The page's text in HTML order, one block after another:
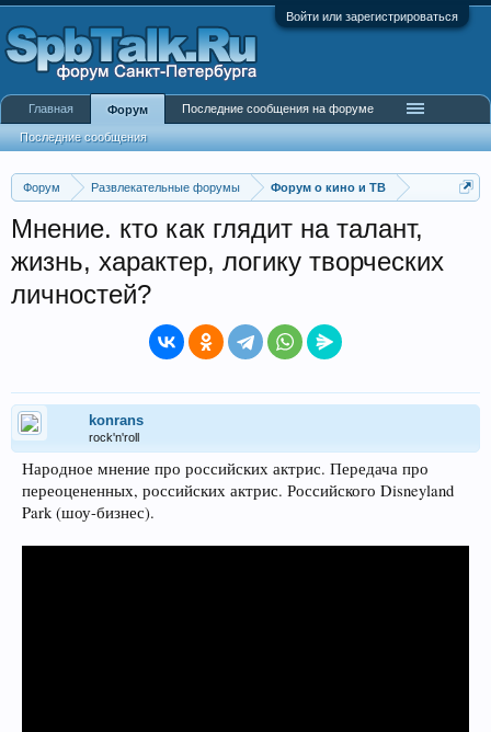
Войти или зарегистрироваться
Форум Развлекательные форумы Форум о кино и ТВ
Мнение. кто как глядит на талант,
жизнь, характер, логику творческих
личностей?
konrans
rock'n'roll
Народное мнение про российских актрис. Передача про
переоцененных, российских актрис. Российского Disneyland
Park (шоу-бизнес).
Главная Форум
Последние сообщения
Последние сообщения на форуме